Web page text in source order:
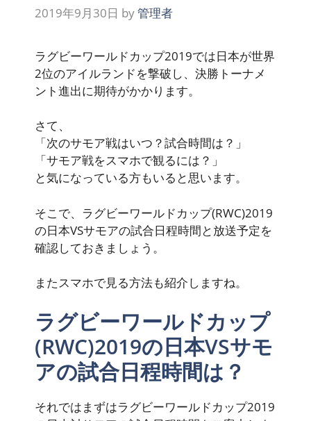
2019年9月30日 by管理者
ラグビーワールドカップ2019では日本が世界
2位のアイルランドを撃破し、決勝トーナメ
ント進出に期待がかかります。
さて、
「次のサモア戦はいつ？試合時間は？」
「サモア戦をスマホで観るには？」
と気になっている方もいると思います。
そこで、ラグビーワールドカップ(RWC)2019
の日本VSサモアの試合日程時間と放送予定を
確認しておきましょう。
またスマホで見る方法も紹介しますね。
ラグビーワールドカップ
(RWC)2019の日本VSサモ
アの試合日程時間は？
それではまずはラグビーワールドカップ2019